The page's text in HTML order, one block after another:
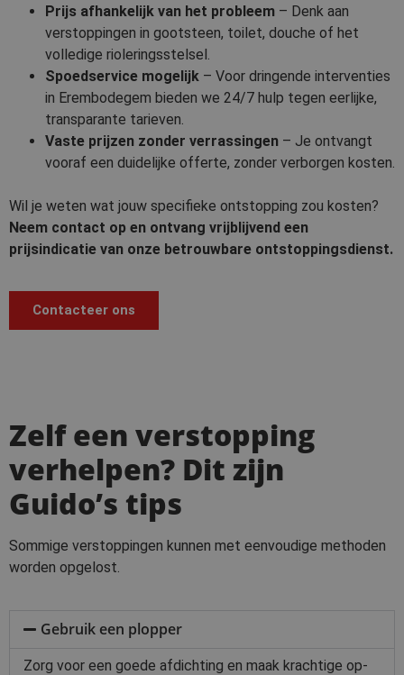
Prijs afhankelijk van het probleem – Denk aan
verstoppingen in gootsteen, toilet, douche of het
volledige rioleringsstelsel.
Spoedservice mogelijk – Voor dringende interventies
in Erembodegem bieden we 24/7 hulp tegen eerlijke,
transparante tarieven.
Vaste prijzen zonder verrassingen – Je ontvangt
vooraf een duidelijke offerte, zonder verborgen kosten.
Wil je weten wat jouw specifieke ontstopping zou kosten?
Neem contact op en ontvang vrijblijvend een
prijsindicatie van onze betrouwbare ontstoppingsdienst.
Contacteer ons
Zelf een verstopping
verhelpen? Dit zijn
Guido’s tips
Sommige verstoppingen kunnen met eenvoudige methoden
worden opgelost.
Gebruik een plopper
Zorg voor een goede afdichting en maak krachtige op-